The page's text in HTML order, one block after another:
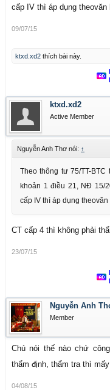
cấp IV thì áp dụng theovăn
09/07/15
ktxd.xd2 thích bài này.
ktxd.xd2
Active Member
Nguyễn Anh Thơ nói: ↑
Theo thông tư 75/TT-
khoản 1 điều 21, NĐ 15/
cấp IV thì áp dụng
CT cấp 4 thì không phải
23/07/15
Nguyễn Anh
Member
Chú nói thế nào chứ
thẩm định, thẩm tra thì
04/08/15